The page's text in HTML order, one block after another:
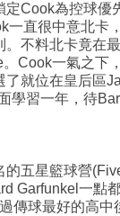
定Cook為控球優
一直很中意北卡
。不料北卡竟在
Cook一氣之下
就位在皇后區
學習一年，待
五星籃球營
Garfunkel一點
傳球最好的高中